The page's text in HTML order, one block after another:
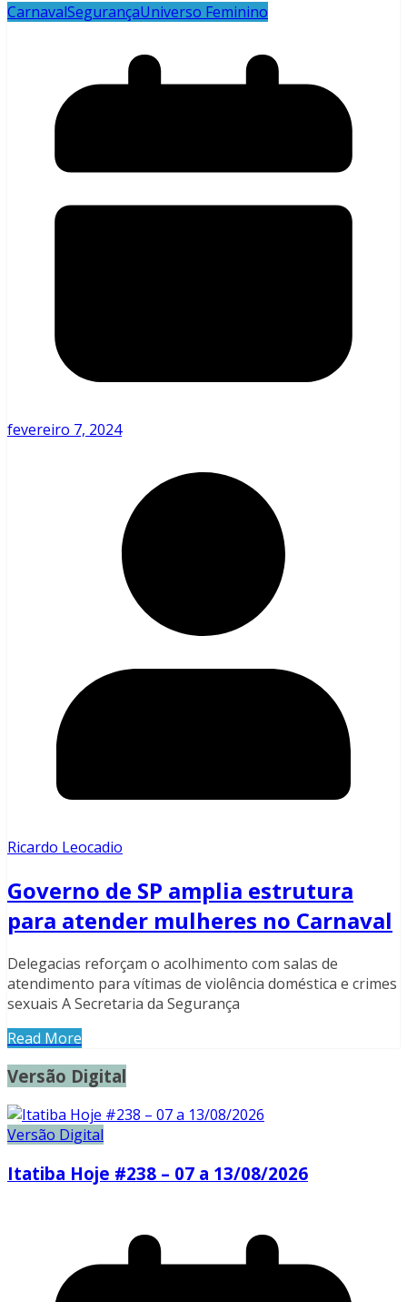
CarnavalSegurançaUniverso Feminino
fevereiro 7, 2024
Ricardo Leocadio
Governo de SP amplia estrutura
para atender mulheres no Carnaval
Delegacias reforçam o acolhimento com salas de
atendimento para vítimas de violência doméstica e crimes
sexuais A Secretaria da Segurança
Read More
Versão Digital
Versão Digital
Itatiba Hoje #238 – 07 a 13/08/2026